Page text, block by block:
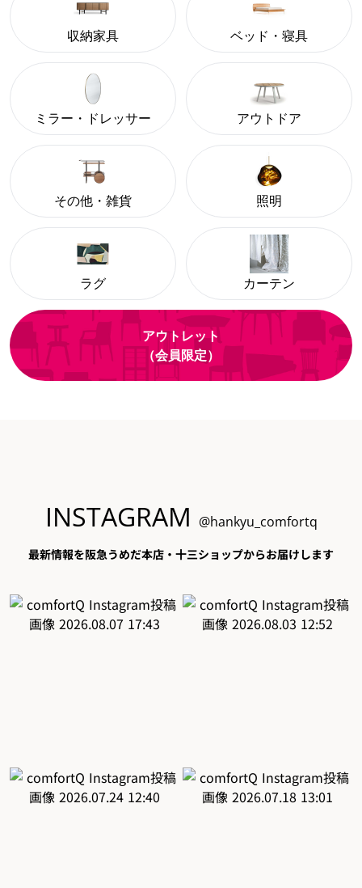
収納家具 ベッド・寝具
ミラー・ドレッサー アウトドア
その他・雑貨 照明
ラグ カーテン
アウトレット
（会員限定）
INSTAGRAM @hankyu_comfortq
最新情報を阪急うめだ本店・十三ショップからお届けします